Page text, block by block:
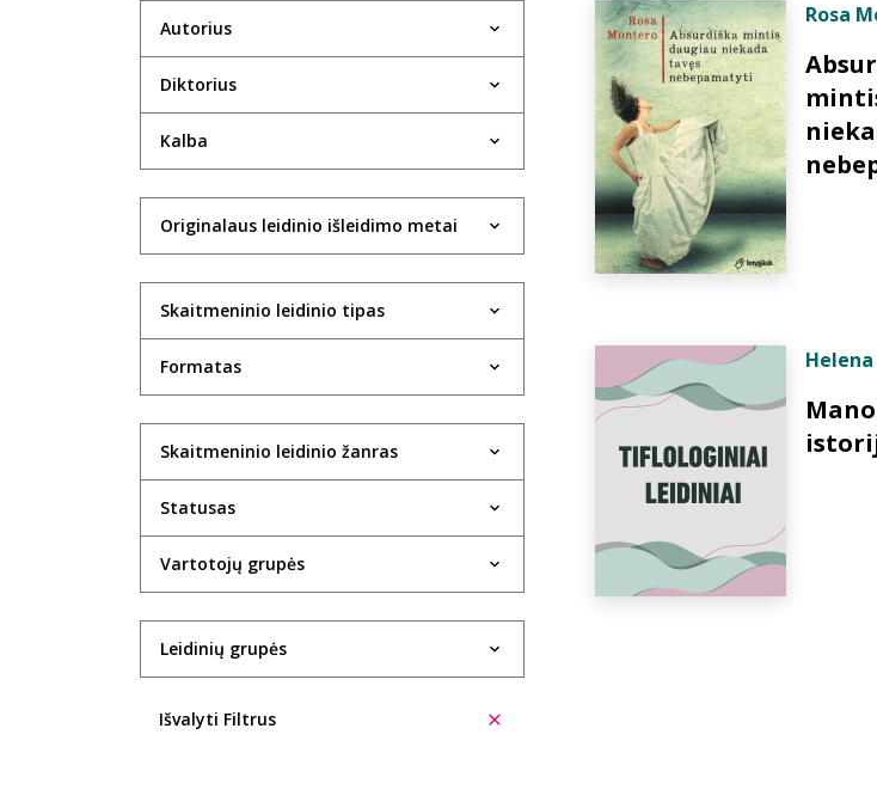
Autorius
Diktorius
Kalba
Originalaus leidinio išleidimo metai
Skaitmeninio leidinio tipas
Formatas
Skaitmeninio leidinio žanras
Statusas
Vartotojų grupės
Leidinių grupės
Išvalyti Filtrus
Rosa